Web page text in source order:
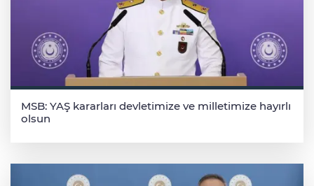
MSB: YAŞ kararları devletimize ve milletimize hayırlı
olsun